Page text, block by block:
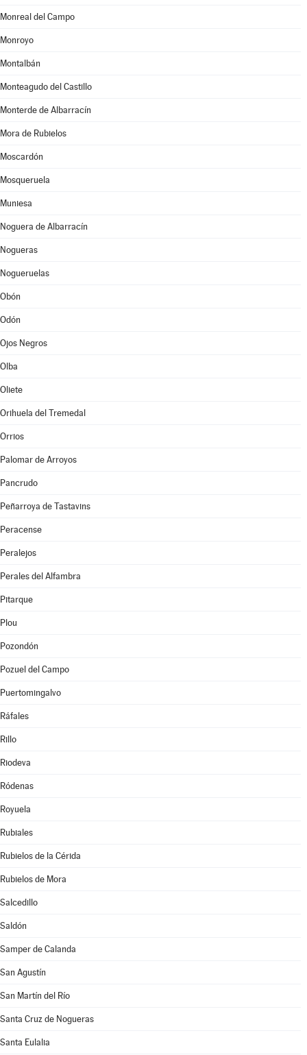
Monreal del Campo
Monroyo
Montalbán
Monteagudo del Castillo
Monterde de Albarracín
Mora de Rubielos
Moscardón
Mosqueruela
Muniesa
Noguera de Albarracín
Nogueras
Nogueruelas
Obón
Odón
Ojos Negros
Olba
Oliete
Orihuela del Tremedal
Orrios
Palomar de Arroyos
Pancrudo
Peñarroya de Tastavins
Peracense
Peralejos
Perales del Alfambra
Pitarque
Plou
Pozondón
Pozuel del Campo
Puertomingalvo
Ráfales
Rillo
Riodeva
Ródenas
Royuela
Rubiales
Rubielos de la Cérida
Rubielos de Mora
Salcedillo
Saldón
Samper de Calanda
San Agustín
San Martín del Río
Santa Cruz de Nogueras
Santa Eulalia